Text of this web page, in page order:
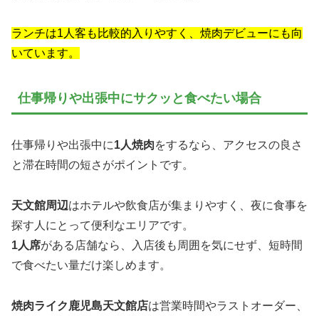
ランチは1人客も比較的入りやすく、焼肉デビューにも向
いています。
仕事帰りや出張中にサクッと食べたい場合
仕事帰りや出張中に1人焼肉をするなら、アクセスの良さ
と滞在時間の短さがポイントです。
天文館周辺はホテルや飲食店が集まりやすく、夜に食事を
探す人にとって便利なエリアです。
1人席がある店舗なら、入店後も周囲を気にせず、短時間
で食べたい量だけ楽しめます。
焼肉ライク鹿児島天文館店は営業時間やラストオーダー、